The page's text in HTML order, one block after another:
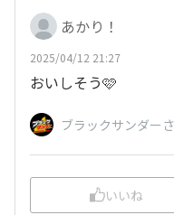
あかり！
2025/04/12 21:27
おいしそう🩷
ブラックサンダー
いいね